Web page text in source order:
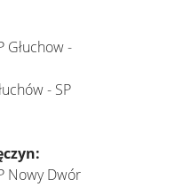
Głuchow -
- SP
Nowy Dwór